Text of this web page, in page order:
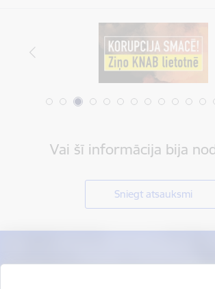
Vai šī informācija bija
Sniegt atsauksmi
Esi pirmais, kas